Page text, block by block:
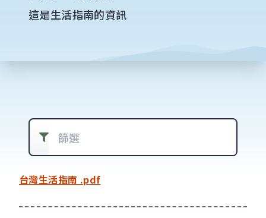
這是生活指南的資訊
篩選常見問題
台灣生活指南 .pdf